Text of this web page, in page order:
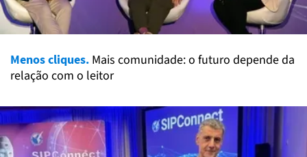
Menos cliques. Mais comunidade: o futuro depende da
relação com o leitor